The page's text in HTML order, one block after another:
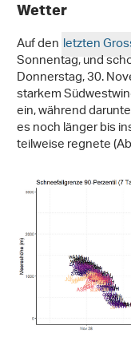
Wetter
Auf den letzten
Sonnentag, und
Donnerstag, 30.
starkem
ein, während
es noch länger bis
teilweise regnete